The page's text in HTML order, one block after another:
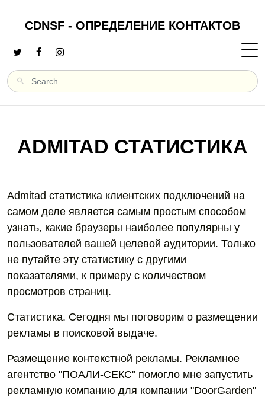
CDNSF - ОПРЕДЕЛЕНИЕ КОНТАКТОВ
ADMITAD СТАТИСТИКА
Admitad статистика клиентских подключений на
самом деле является самым простым способом
узнать, какие браузеры наиболее популярны у
пользователей вашей целевой аудитории. Только
не путайте эту статистику с другими
показателями, к примеру с количеством
просмотров страниц.
Статистика. Сегодня мы поговорим о размещении
рекламы в поисковой выдаче.
Размещение контекстной рекламы. Рекламное
агентство "ПОАЛИ-СЕКС" помогло мне запустить
рекламную компанию для компании "DoorGarden"